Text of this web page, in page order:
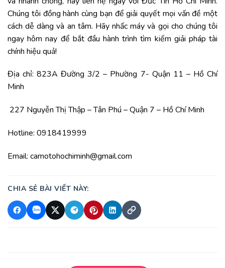
Chúng tôi đồng hành cùng bạn để giải quyết mọi vấn đề một
cách dễ dàng và an tâm. Hãy nhấc máy và gọi cho chúng tôi
ngay hôm nay để bắt đầu hành trình tìm kiếm giải pháp tài
chính hiệu quả!
Địa chỉ: 823A Đường 3/2 – Phường 7- Quận 11 – Hồ Chí
Minh
227 Nguyễn Thị Thập – Tân Phú – Quận 7 – Hồ Chí Minh
Hotline: 0918419999
Email: camotohochiminh@gmail.com
CHIA SẺ BÀI VIẾT NÀY: